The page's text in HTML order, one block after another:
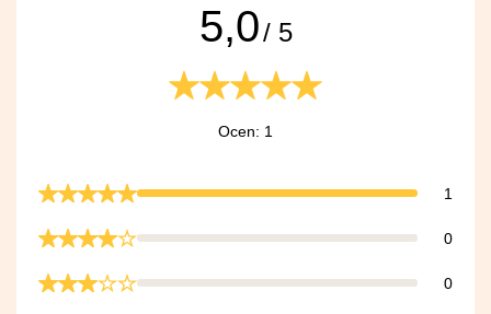
5,0/ 5
Ocen: 1
1
0
0